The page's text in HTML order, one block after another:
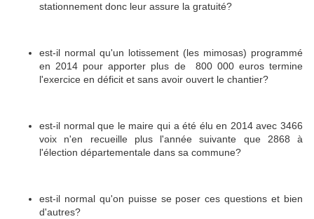
stationnement donc leur assure la gratuité?
est-il normal qu'un lotissement (les mimosas) programmé
en 2014 pour apporter plus de 800 000 euros termine
l'exercice en déficit et sans avoir ouvert le chantier?
est-il normal que le maire qui a été élu en 2014 avec 3466
voix n'en recueille plus l'année suivante que 2868 à
l'élection départementale dans sa commune?
est-il normal qu'on puisse se poser ces questions et bien
d'autres?